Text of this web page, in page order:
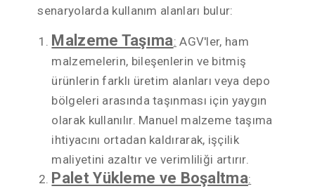
senaryolarda kullanım alanları bulur:
Malzeme Taşıma: AGV'ler, ham
malzemelerin, bileşenlerin ve bitmiş
ürünlerin farklı üretim alanları veya depo
bölgeleri arasında taşınması için yaygın
olarak kullanılır. Manuel malzeme taşıma
ihtiyacını ortadan kaldırarak, işçilik
maliyetini azaltır ve verimliliği artırır.
Palet Yükleme ve Boşaltma: